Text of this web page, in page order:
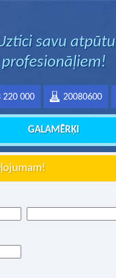
savu atpūtu
profesionāļiem!
20080600
220 000
GALAMĒRĶI